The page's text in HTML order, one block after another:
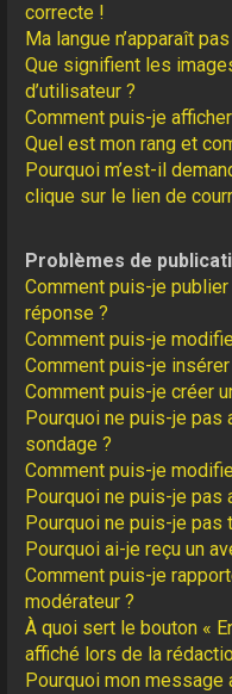
correcte !
Ma langue n’apparaît
Que signifient les
d’utilisateur ?
Comment puis-je
Quel est mon rang et
Pourquoi m’est-il
clique sur le lien de
Problèmes de
Comment puis-je
réponse ?
Comment puis-je
Comment puis-je
Comment puis-je créer
Pourquoi ne puis-je pas
sondage ?
Comment puis-je
Pourquoi ne puis-je pas
Pourquoi ne puis-je
Pourquoi ai-je reçu un
Comment puis-je
modérateur ?
À quoi sert le bouton «
affiché lors de la
Pourquoi mon message